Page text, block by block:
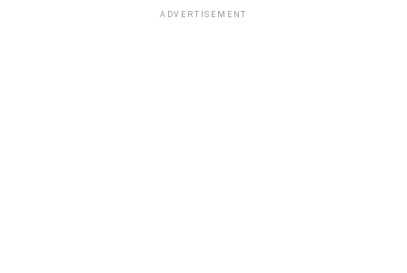
ADVERTISEMENT